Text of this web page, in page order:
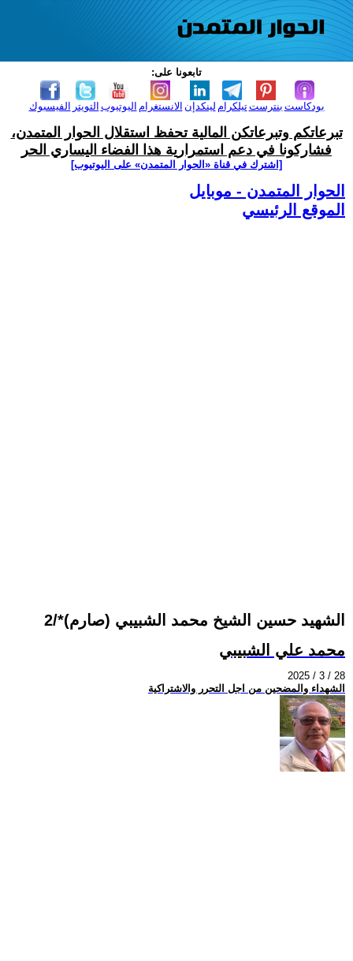
تابعونا على:
الفيسبوك التويتر اليوتيوب الانستغرام لينكدإن تيلكرامبنترست بودكاست
تبرعاتكم وتبرعاتكن المالية تحفظ استقلال الحوار المتمدن،
فشاركونا في دعم استمرارية هذا الفضاء اليساري الحر
[اشترك في قناة ‫«الحوار المتمدن» على اليوتيوب]
الحوار المتمدن - موبايل
الموقع الرئيسي
الشهيد حسين الشيخ محمد الشبيبي (صارم)*/2
محمد علي الشبيبي
2025 / 3 / 28
الشهداء والمضحين من اجل التحرر والاشتراكية